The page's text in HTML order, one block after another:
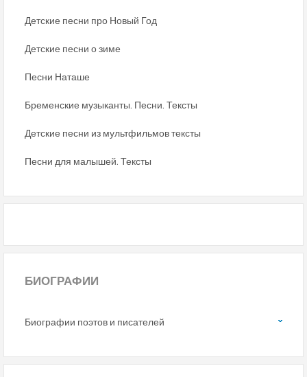
Детские песни про Новый Год
Детские песни о зиме
Песни Наташе
Бременские музыканты. Песни. Тексты
Детские песни из мультфильмов тексты
Песни для малышей. Тексты
БИОГРАФИИ
Биографии поэтов и писателей